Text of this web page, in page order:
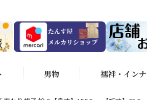
男物 襦袢・イン